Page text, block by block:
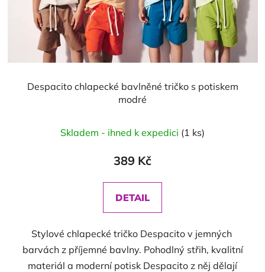
Despacito chlapecké bavlněné tričko s potiskem
modré
Skladem - ihned k expedici (1 ks)
389 Kč
DETAIL
Stylové chlapecké tričko Despacito v jemných
barvách z příjemné bavlny. Pohodlný střih, kvalitní
materiál a moderní potisk Despacito z něj dělají